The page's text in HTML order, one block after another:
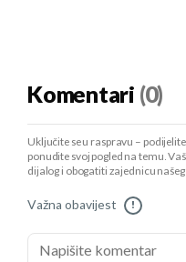
Komentari (0)
Uključite se u raspravu –
ponudite svoj pogled na temu.
dijalog i obogatiti zajednicu
Važna obavijest !